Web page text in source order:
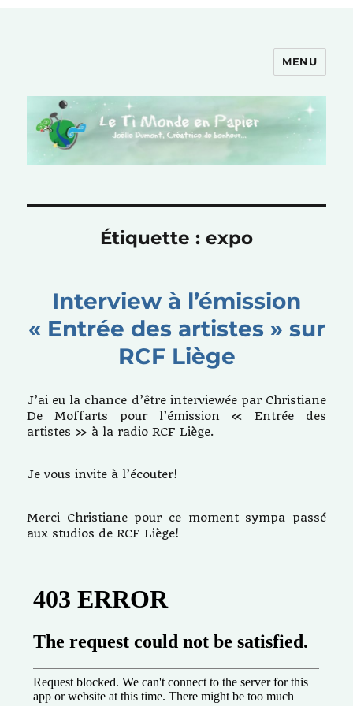
MENU
Étiquette : expo
Interview à l’émission
« Entrée des artistes » sur
RCF Liège
J’ai eu la chance d’être interviewée par Christiane
De Moffarts pour l’émission « Entrée des
artistes » à la radio RCF Liège.
Je vous invite à l’écouter!
Merci Christiane pour ce moment sympa passé
aux studios de RCF Liège!